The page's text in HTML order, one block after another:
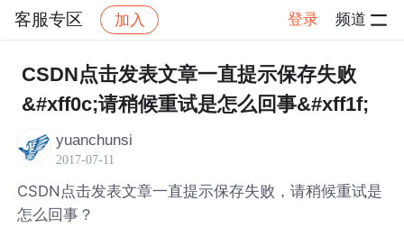
客服专区 加入 登录 频道
社区 客服专区 帖子详情
CSDN点击发表文章一直提示保存失败
&#xff0c;请稍候重试是怎么回事&#xff1f;
yuanchunsi
2017-07-11
CSDN点击发表文章一直提示保存失败，请稍候重试是
怎么回事？